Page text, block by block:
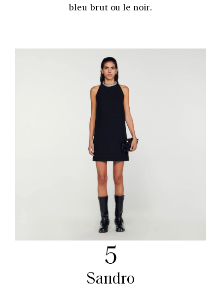
bleu brut ou le noir.
5
Sandro